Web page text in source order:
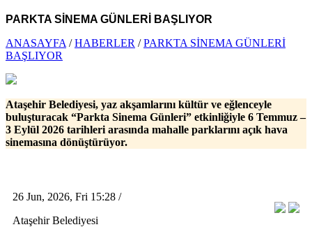
PARKTA SİNEMA GÜNLERİ BAŞLIYOR
ANASAYFA /HABERLER /PARKTA SİNEMA GÜNLERİ
BAŞLIYOR
Ataşehir Belediyesi, yaz akşamlarını kültür ve eğlenceyle
buluşturacak “Parkta Sinema Günleri” etkinliğiyle 6 Temmuz –
3 Eylül 2026 tarihleri arasında mahalle parklarını açık hava
sinemasına dönüştürüyor.
26 Jun, 2026, Fri 15:28 /
Ataşehir Belediyesi